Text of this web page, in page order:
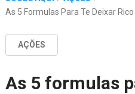
As 5 Formulas Para Te Deixar
AÇÕES
As 5 formulas